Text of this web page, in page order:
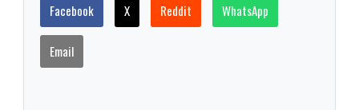
Facebook X Reddit WhatsApp
Email